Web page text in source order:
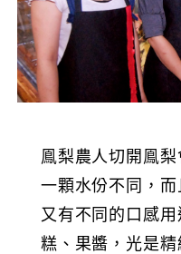
鳯梨農人切開鳯
一顆水份不同，
又有不同的口感
糕、果醬，光是